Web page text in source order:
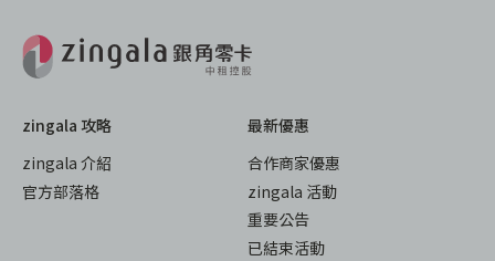
zingala 攻略
zingala 介紹
官方部落格
最新優惠
合作商家優惠
zingala 活動
重要公告
已結束活動